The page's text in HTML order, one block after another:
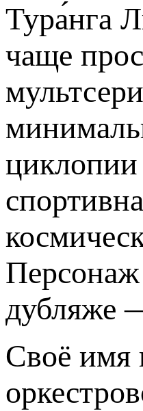
Тура́нга
чаще
дубляже
Своё имя